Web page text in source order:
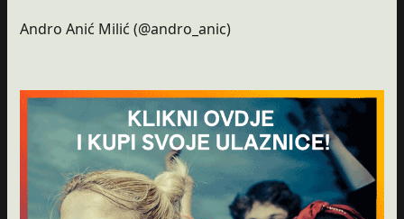
Andro Anić Milić (@andro_anic)